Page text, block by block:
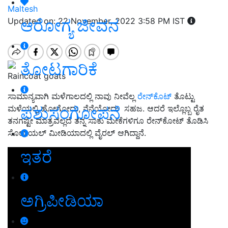
ಆರೋಗ್ಯ ಜೀವನ
ತೋಟಗಾರಿಕೆ
ಪಶುಸಂಗೋಪನೆ
ಇತರೆ
ಅಗ್ರಿಪೀಡಿಯಾ
Maltesh
Updated on: 22 November, 2022 3:58 PM IST
Raincoat goats
ಸಾಮಾನ್ಯವಾಗಿ ಮಳೆಗಾಲದಲ್ಲಿ ನಾವು ನೀವೆಲ್ಲ ರೇನ್‌ಕೊಟ್‌ ತೊಟ್ಟು
ಮಳೆಯಲ್ಲಿ ಹೋಗೋದು, ನೆನೆಯೋದು ಸಹಜ. ಆದರೆ ಇಲ್ಲೊಬ್ಬ ರೈತ
ತನಗಷ್ಟೇ ಮಾತ್ರವಲ್ಲದೆ ತನ್ನ ಸಾಕು ಮೇಕೆಗಳಿಗೂ ರೇನ್‌ಕೋಟ್‌ ತೊಡಿಸಿ
ಸೋಷಿಯಲ್‌ ಮೀಡಿಯಾದಲ್ಲಿ ವೈರಲ್‌ ಆಗಿದ್ದಾನೆ.